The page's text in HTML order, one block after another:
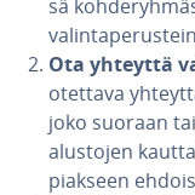
sä
Ota yhteyttä
otettava
joko suoraan
alustojen
piak­seen